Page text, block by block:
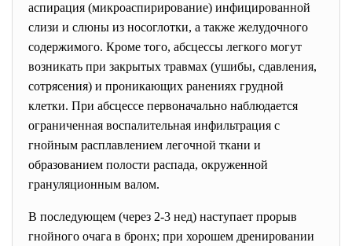
аспирация (микроаспирирование) инфицированной
слизи и слюны из носоглотки, а также желудочного
содержимого. Кроме того, абсцессы легкого могут
возникать при закрытых травмах (ушибы, сдавления,
сотрясения) и проникающих ранениях грудной
клетки. При абсцессе первоначально наблюдается
ограниченная воспалительная инфильтрация с
гнойным расплавлением легочной ткани и
образованием полости распада, окруженной
грануляционным валом.
В последующем (через 2-3 нед) наступает прорыв
гнойного очага в бронх; при хорошем дренировании